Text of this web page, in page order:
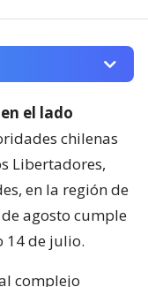
el lado
chilenas
Libertadores,
en la región de
agosto cumple
14 de julio.
complejo